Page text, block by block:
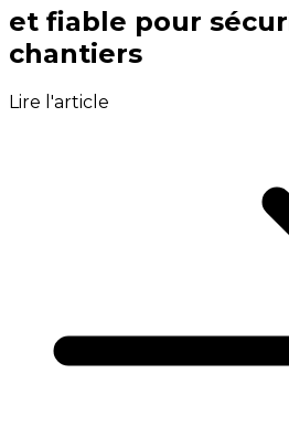
et fiable pour
chantiers
Lire l'article